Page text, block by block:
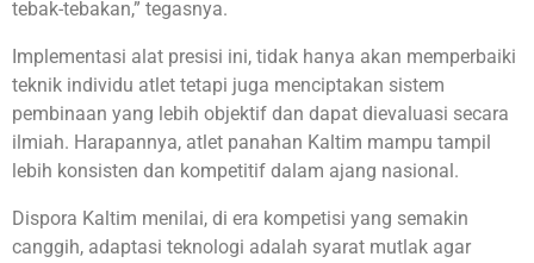
tebak-tebakan,” tegasnya.
Implementasi alat presisi ini, tidak hanya akan memperbaiki
teknik individu atlet tetapi juga menciptakan sistem
pembinaan yang lebih objektif dan dapat dievaluasi secara
ilmiah. Harapannya, atlet panahan Kaltim mampu tampil
lebih konsisten dan kompetitif dalam ajang nasional.
Dispora Kaltim menilai, di era kompetisi yang semakin
canggih, adaptasi teknologi adalah syarat mutlak agar